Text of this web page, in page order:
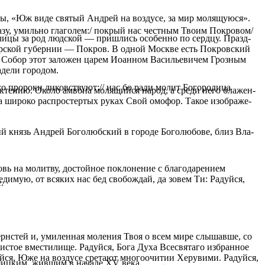
«Юж ви­де свя­тый Ан­дрей на воз­ду­се, за мир мо­ля­щу­ю­ся».
за род люд­ской — при­шлись осо­бен­но по серд­цу. Празд­
гу­бер­нии — По­кров. В од­ной Москве есть По­кров­ский
этот за­ло­жен ца­рем Иоан­ном Ва­си­лье­ви­чем Гроз­ным
го­ро­дом.
Око­ло ам­во­на мо­ля­щий­ся на­род, а сре­ди него бла­жен­
рас­про­стер­тых ру­ках Свой омо­фор. Та­кое изо­бра­же­
князь Ан­дрей Бо­го­люб­ский в го­ро­де Бо­го­лю­бо­ве, близ Вла­
жив­шим в на­ча­ле XV ве­ка.
умильно глаголем:/ покрый нас честным Твоим Покровом/
пророки ликовствуют:// нас бо ради молит Богородица
молитву, достойное поклонение с благодарением
от всяких нас бед свобождай, да зовем Ти: Радуйся,
и, умиленная моления Твоя о всем мире слышавше, со
вместилище. Радуйся, Бога Духа Всесвятаго избранное
Юже на воздусе сретают многоочитии Херувими. Радуйся,